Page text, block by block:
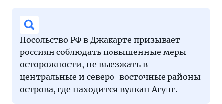
Посольство РФ в Джакарте призывает
россиян соблюдать повышенные меры
осторожности, не выезжать в
центральные и северо-восточные районы
острова, где находится вулкан Агунг.